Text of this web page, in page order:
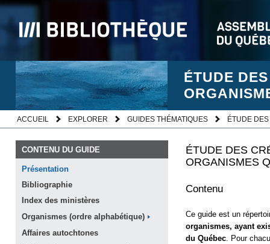
ÉTUDE
ACCUEIL EXPLORER GUIDES THÉMATIQUES ÉTUDE
CONTENU DU GUIDE
Présentation
Bibliographie
Index des ministères
Organismes (ordre alphabétique)
Affaires autochtones
ÉTUDE DES
ORGANISMES
Contenu
Ce guide est un
organismes, ayant
du Québec. Pour